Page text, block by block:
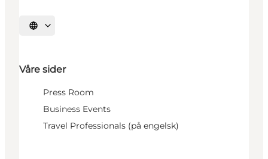
Velg språk
Våre sider
Press Room
Business Events
Travel Professionals (på engelsk)